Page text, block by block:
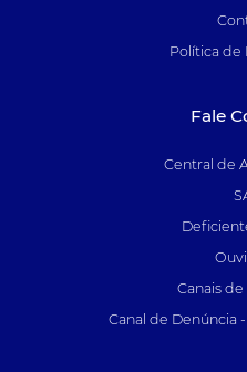
Política de
Fale
Central de
Canais
Canal de Denúncia